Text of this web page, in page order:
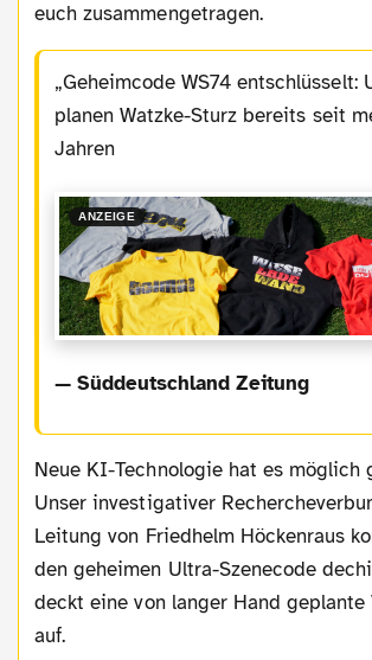
euch zusammengetragen.
Geheimcode WS74 entschlüsselt:
planen Watzke-Sturz bereits seit
Jahren
ANZEIGE
— Süddeutschland Zeitung
Neue KI-Technologie hat es möglich gemacht:
Unser investigativer
Leitung von Friedhelm Höckenraus
den geheimen Ultra-Szenecode
deckt eine von langer Hand geplante
auf.